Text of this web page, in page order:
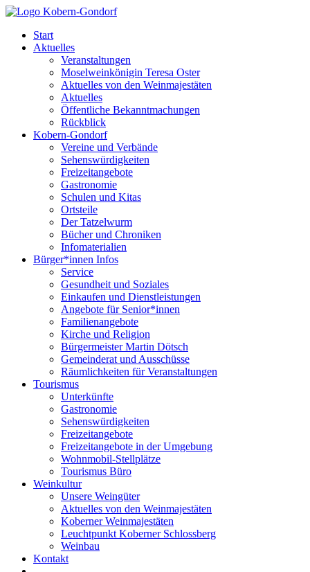
Start
Aktuelles
Veranstaltungen
Moselweinkönigin Teresa Oster
Aktuelles von den Weinmajestäten
Aktuelles
Öffentliche Bekanntmachungen
Rückblick
Kobern-Gondorf
Vereine und Verbände
Sehenswürdigkeiten
Freizeitangebote
Gastronomie
Schulen und Kitas
Ortsteile
Der Tatzelwurm
Bücher und Chroniken
Infomaterialien
Bürger*innen Infos
Service
Gesundheit und Soziales
Einkaufen und Dienstleistungen
Angebote für Senior*innen
Familienangebote
Kirche und Religion
Bürgermeister Martin Dötsch
Gemeinderat und Ausschüsse
Räumlichkeiten für Veranstaltungen
Tourismus
Unterkünfte
Gastronomie
Sehenswürdigkeiten
Freizeitangebote
Freizeitangebote in der Umgebung
Wohnmobil-Stellplätze
Tourismus Büro
Weinkultur
Unsere Weingüter
Aktuelles von den Weinmajestäten
Koberner Weinmajestäten
Leuchtpunkt Koberner Schlossberg
Weinbau
Kontakt